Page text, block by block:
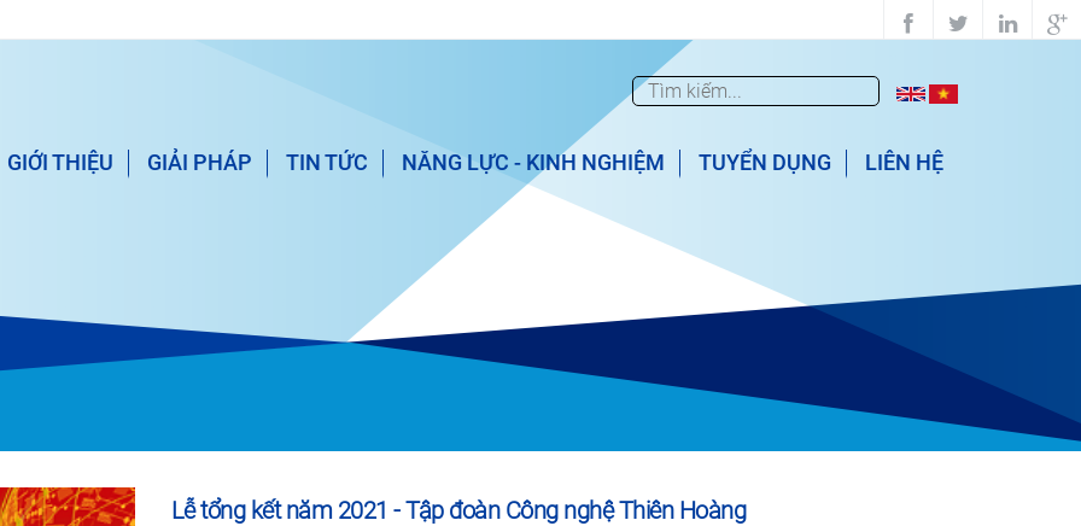
Biểu mẫu tìm kiếm
kiếm
GIỚI THIỆU GIẢI PHÁP TIN TỨC NĂNG LỰC - KINH NGHIỆM TUYỂN DỤNG LIÊN HỆ
Lễ tổng kết năm 2021 - Tập đoàn Công nghệ Thiên Hoàng